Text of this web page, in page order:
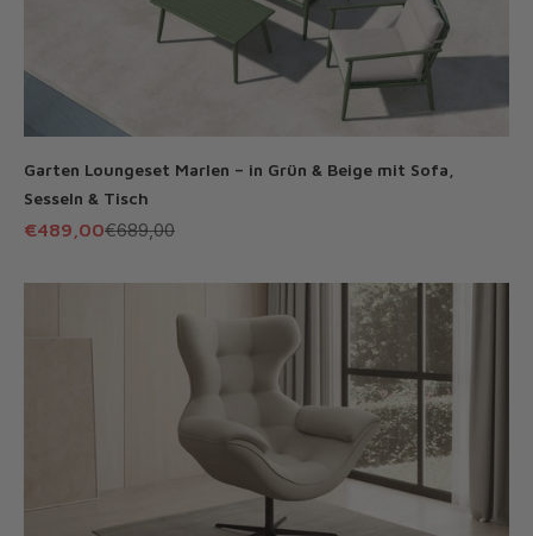
Garten Loungeset Marlen – in Grün & Beige mit Sofa,
Sesseln & Tisch
Angebot
€489,00Regulärer Preis
€689,00